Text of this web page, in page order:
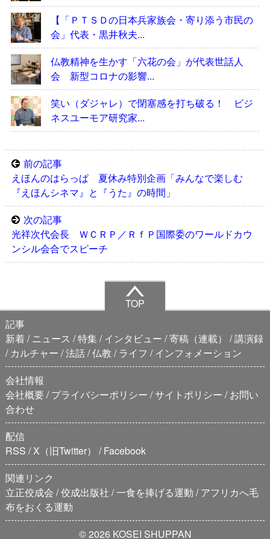
【「ＰＴＳＤの日本兵家族会・寄り添う市民の
会」代表・黒井秋夫...
仏教精神を生かす「六花の会」が代表世話人
会 新型コロナの影響...
笑い（ダジャレ）で閉塞感を打ち破る！ ビジ
ネスユーモア研究家...
前の記事
えほんのはらっぱ 夏休み特別企画「みんなで楽しむ
『えほんシネマ』と『うた』の時間」
次の記事
光祥次代会長 ＷＣＲＰ／ＲｆＰ国際委のワールドカウ
ンシル会合でスピーチ
TOP
記事
新着
ニュース 特集 インタビュー 寄稿（連載）
講演録
カルチャー 法話 仏教 ライフ
インフォメーション
会社情報
会社概要 プライバシーポリシー サイトポリシー
お問い
合わせ
配信
RSS X（旧Twitter）
Facebook
関連リンク
立正佼成会 佼成出版社 一食を捧げる運動
アフリカへ毛
布をおくる運動
© 2026 KOSEI SHUPPAN